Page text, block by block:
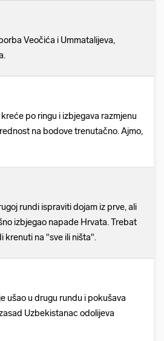
Veočića i Ummatalijeva,
po ringu i izbjegava razmjenu
na bodove trenutačno. Ajmo,
rundi ispraviti dojam iz prve, ali
izbjegao napade Hrvata. Trebat
krenuti na "sve ili ništa".
ušao u drugu rundu i pokušava
Uzbekistanac odolijeva